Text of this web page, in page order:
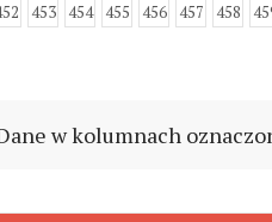
453 454 455 456 457 458
w kolumnach